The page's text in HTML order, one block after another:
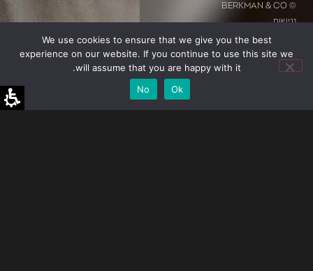
© BERKMAN & CO
נגישות
Development: Linklab
Design: Dinitz Studio
We use cookies to ensure that we give you the best
experience on our website. If you continue to use this site we
will assume that you are happy with it.
Ok
No